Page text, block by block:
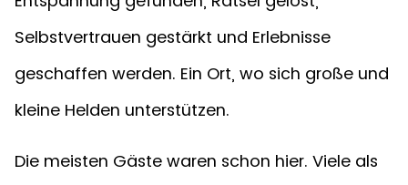
Selbstvertrauen gestärkt und Erlebnisse
geschaffen werden. Ein Ort, wo sich große und
kleine Helden unterstützen.
Die meisten Gäste waren schon hier. Viele als